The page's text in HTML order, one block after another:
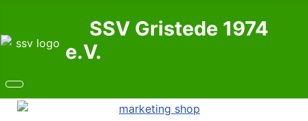
SSV Gristede 1974
e.V.